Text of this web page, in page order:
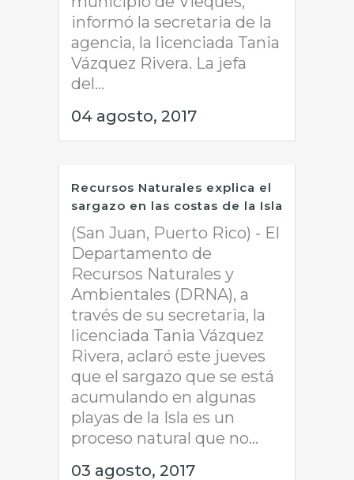
informó la secretaria de la
agencia, la licenciada Tania
Vázquez Rivera. La jefa
del...
04 agosto, 2017
Recursos Naturales explica el
sargazo en las costas de la Isla
(San Juan, Puerto Rico) - El
Departamento de
Recursos Naturales y
Ambientales (DRNA), a
través de su secretaria, la
licenciada Tania Vázquez
Rivera, aclaró este jueves
que el sargazo que se está
acumulando en algunas
playas de la Isla es un
proceso natural que no...
03 agosto, 2017